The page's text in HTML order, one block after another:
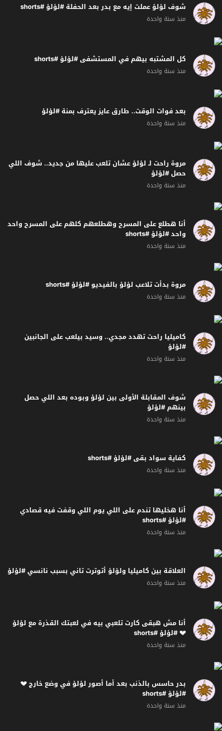
شوف لؤلؤ عملت إيه مع بدر بعد الحفلة #لؤلؤ #shorts
منذ سنة واحدة
كل المشتبه بيهم في المستشفى #لؤلؤ #shorts
منذ سنة واحدة
بعد فوات الوقت.. طارق عايز يعترف بمنة #لؤلؤ
منذ سنة واحدة
مروة راحت لـ لؤلؤ عشان تلعب عليها من جديد.. شوف اللي
حصل #لؤلؤ
منذ سنة واحدة
أنا هطلع على المسرح وهطلعهم كلهم على المسرح واحد
واحد #لؤلؤ #shorts
منذ سنة واحدة
مروة بدأت تلاعب لؤلؤ بالفيديو #لؤلؤ #shorts
منذ سنة واحدة
كاميليا راحت تهدد مجدي.. وسيد بيلعب على الجانبين
#لؤلؤ
منذ سنة واحدة
شوف المقابلة الأولى بين لؤلؤ وبوده بعد اللي حصل
بينهم #لؤلؤ
منذ سنة واحدة
كفاية سواد بقى #لؤلؤ #shorts
منذ سنة واحدة
أنا هخليها تندم على اللي يوم اللي وقفت فيه قصادي
#لؤلؤ #shorts
منذ سنة واحدة
العلاقة بين كاميليا ولؤلؤ أتوترت تاني بسبب نانسي #لؤلؤ
منذ سنة واحدة
أنا مش هبقى كارت تلعبي بيه في لعبتك القذرة مع لؤلؤ
💔 #لؤلؤ #shorts
منذ سنة واحدة
بدر حاسس بالذنب بعد أما أصور لؤلؤ في وضع خارج 💔
#لؤلؤ #shorts
منذ سنة واحدة